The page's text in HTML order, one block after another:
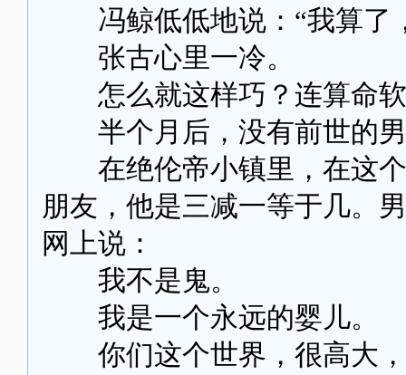
冯鲸低低地说：“我算了
张古心里一冷。
怎么就这样巧？连算命软
半个月后，没有前世的男
在绝伦帝小镇里，在这个
朋友，他是三减一等于几。
网上说：
我不是鬼。
我是一个永远的婴儿。
你们这个世界，很高大，